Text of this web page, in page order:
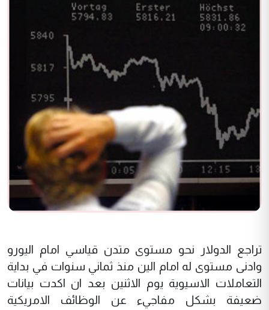
تراجع الدولار نحو مستوى متدن قياسي امام اليورو
وادنى مستوى له امام الين منذ ثماني سنوات في بداية
التعاملات الاسيوية يوم الاثنين بعد ان اكدت بيانات
ضعيفة بشكل مفاجيء عن الوظائف الامريكية